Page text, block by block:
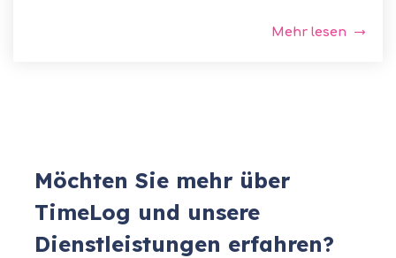
Mehr lesen
Möchten Sie mehr über
TimeLog und unsere
Dienstleistungen erfahren?